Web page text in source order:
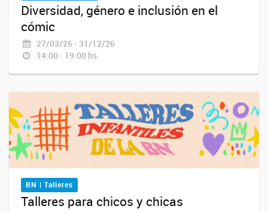
Diversidad, género e inclusión en el
cómic
27/03/26 - 31/12/26
14:00 - 19:00 hs.
BN | Talleres
Talleres para chicos y chicas